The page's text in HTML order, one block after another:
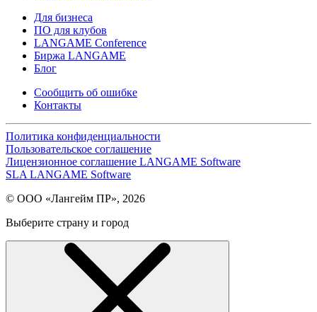
Для бизнеса
ПО для клубов
LANGAME Conference
Биржа LANGAME
Блог
Сообщить об ошибке
Контакты
Политика конфиденциальности
Пользовательское соглашение
Лицензионное соглашение LANGAME Software
SLA LANGAME Software
© ООО «Лангейм ПР», 2026
Выберите страну и город